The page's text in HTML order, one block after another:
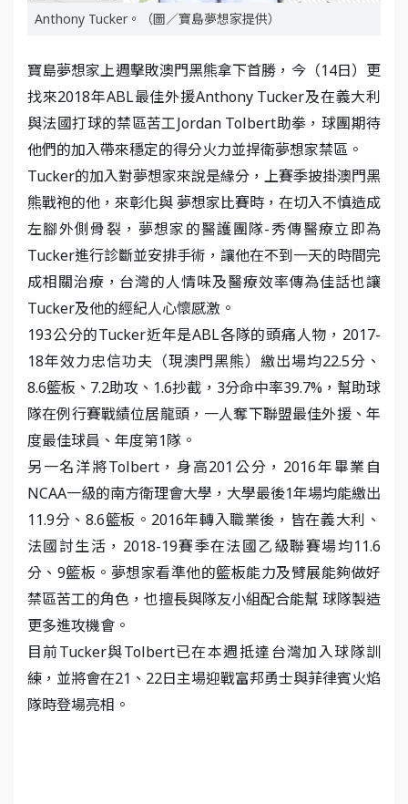
Anthony Tucker。（圖／寶島夢想家提供）
寶島夢想家上週擊敗澳門黑熊拿下首勝，今（14日）更
找來2018年ABL最佳外援Anthony Tucker及在義大利
與法國打球的禁區苦工Jordan Tolbert助拳，球團期待
他們的加入帶來穩定的得分火力並捍衛夢想家禁區。
Tucker的加入對夢想家來說是緣分，上賽季披掛澳門黑
熊戰袍的他，來彰化與 夢想家比賽時，在切入不慎造成
左腳外側骨裂，夢想家的醫護團隊-秀傳醫療立即為
Tucker進行診斷並安排手術，讓他在不到一天的時間完
成相關治療，台灣的人情味及醫療效率傳為佳話也讓
Tucker及他的經紀人心懷感激。
193公分的Tucker近年是ABL各隊的頭痛人物，2017-
18年效力忠信功夫（現澳門黑熊）繳出場均22.5分、
8.6籃板、7.2助攻、1.6抄截，3分命中率39.7%，幫助球
隊在例行賽戰績位居龍頭，一人奪下聯盟最佳外援、年
度最佳球員、年度第1隊。
另一名洋將Tolbert，身高201公分，2016年畢業自
NCAA一級的南方衛理會大學，大學最後1年場均能繳出
11.9分、8.6籃板。2016年轉入職業後，皆在義大利、
法國討生活，2018-19賽季在法國乙級聯賽場均11.6
分、9籃板。夢想家看準他的籃板能力及臂展能夠做好
禁區苦工的角色，也擅長與隊友小組配合能幫 球隊製造
更多進攻機會。
目前Tucker與Tolbert已在本週抵達台灣加入球隊訓
練，並將會在21、22日主場迎戰富邦勇士與菲律賓火焰
隊時登場亮相。